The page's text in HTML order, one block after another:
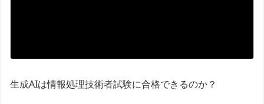
生成AIは情報処理技術者試験に合格できるのか？